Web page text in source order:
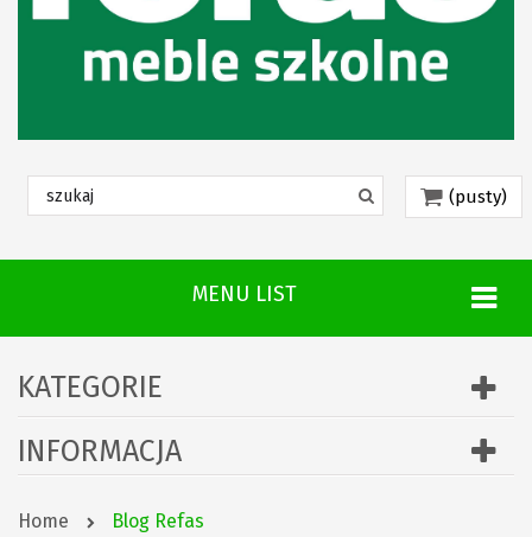
(pusty)
MENU LIST
KATEGORIE
INFORMACJA
Home Blog Refas